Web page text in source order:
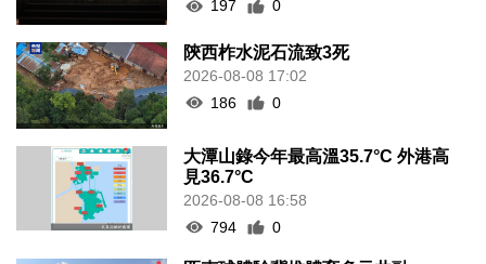
197 0
陝西柞水泥石流致3死
2026-08-08 17:02
186
0
大潭山錄今年最高溫35.7°C 外港高
見36.7°C
2026-08-08 16:58
794
0